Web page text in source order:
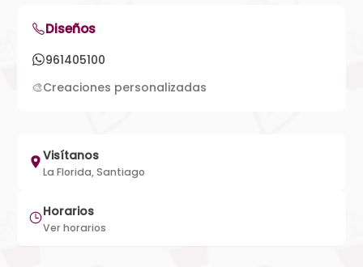
Diseños
961405100
🎨Creaciones personalizadas
Visítanos
La Florida, Santiago
Horarios
Ver horarios